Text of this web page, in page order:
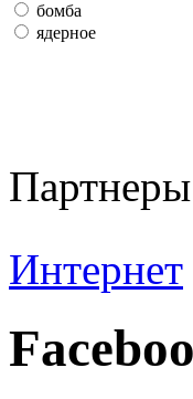
бомба
ядерное
Партнеры
Интернет